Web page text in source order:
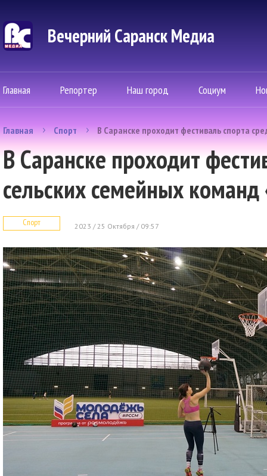
Вечерний Саранск Mедиа
Главная Репортер Наш город Социум
Главная Спорт В Саранске проходит фестиваль спорта
В Саранске проходит
сельских семейных команд
Спорт 2023 / 25 Октября / 09:57